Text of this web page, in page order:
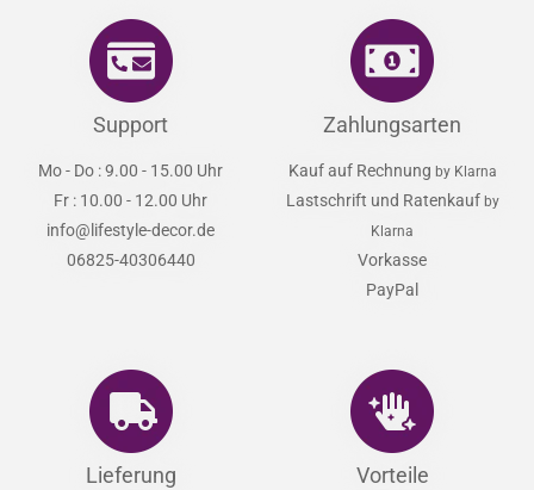
Support
Mo - Do : 9.00 - 15.00 Uhr
Fr : 10.00 - 12.00 Uhr
info@lifestyle-decor.de
06825-40306440
Zahlungsarten
Kauf auf Rechnung by Klarna
Lastschrift und Ratenkauf by
Klarna
Vorkasse
PayPal
Lieferung Vorteile